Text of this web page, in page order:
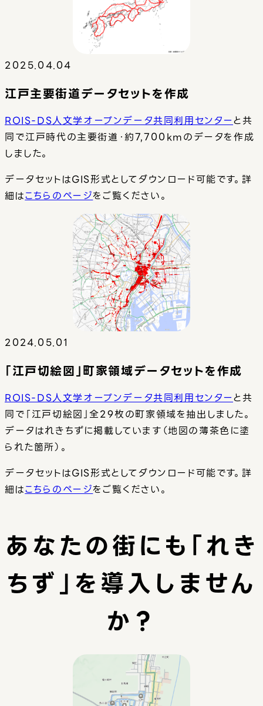
2025.04.04
江戸主要街道データセットを作成
ROIS-DS人文学オープンデータ共同利用センターと共
同で江戸時代の主要街道・約7,700kmのデータを作成
しました。
データセットはGIS形式としてダウンロード可能です。詳
細はこちらのページをご覧ください。
2024.05.01
「江戸切絵図」町家領域データセットを作成
ROIS-DS人文学オープンデータ共同利用センターと共
同で「江戸切絵図」全29枚の町家領域を抽出しました。
データはれきちずに掲載しています（地図の薄茶色に塗
られた箇所）。
データセットはGIS形式としてダウンロード可能です。詳
細はこちらのページをご覧ください。
あなたの街にも 「れき
ちず」を導入しません
か？